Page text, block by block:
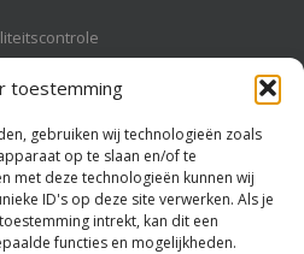
toestemming
gebruiken wij technologieën zoals
op te slaan en/of te
met deze technologieën kunnen wij
ID's op deze site verwerken. Als je
intrekt, kan dit een
functies en mogelijkheden.
service